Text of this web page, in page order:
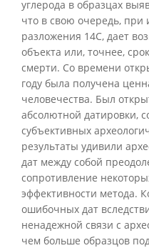
углерода в образцах
что в свою очередь, при
разложения 14C, дает
объекта или, точнее,
смерти. Со времени
году была получена
человечества. Был
абсолютной датировки,
субъективных
результаты удивили
дат между собой
сопротивление
эффективности метода.
ошибочных дат
ненадежной связи с
чем больше образцов